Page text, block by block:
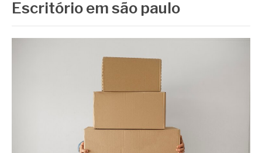
Escritório em são paulo